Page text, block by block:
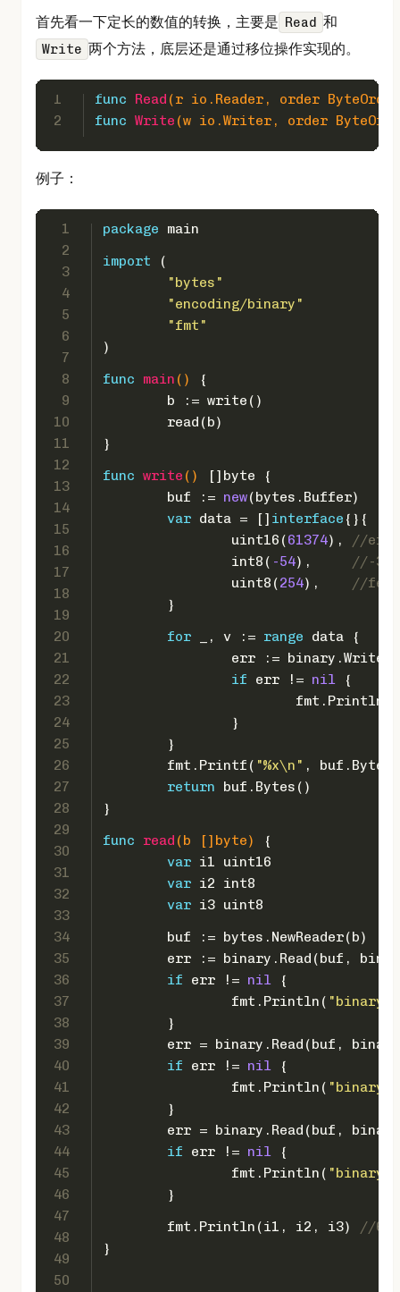
首先看一下定长的数值的转换，主要是 Read 和
Write 两个方法，底层还是通过移位操作实现的。
1
2
func Read (r io.Reader, order
func Write (w io.Writer, order
例子：
1
2
3
4
5
6
7
8
9
10
11
12
13
14
15
16
17
18
19
20
21
22
23
24
25
26
27
28
29
30
31
32
33
34
35
36
37
38
39
40
41
42
43
44
45
46
47
48
49
50
package main
import (
"bytes"
"encoding/binary"
"fmt"
)
func
main ()
{
	b := write()
	read(b)
}
func write () [] byte {
	buf :=
new(bytes.Buffer)
var data = [] interface {}{
uint16 (61374),
//efbe
int8 ( -54),
//-36
uint8 (254),
//fe
	}
for _, v := range data {
err :=
if err != nil {
			fmt.Println(
		}
	}
	fmt.Printf(
"%x\n" ,
return buf.Bytes()
}
func
read (b [] byte)
{
var i1 uint16
var i2 int8
var i3 uint8
	buf := bytes.NewReader(b)
err := binary.Read(buf,
if err != nil {
		fmt.Println(
	}
err = binary.Read(buf,
if err != nil {
		fmt.Println(
	}
err = binary.Read(buf,
if err != nil {
		fmt.Println(
	}
	fmt.Println(i1, i2, i3)
//
}